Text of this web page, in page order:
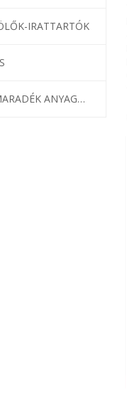
IRATTARTÓK
LEÉRTÉKELT-MARADÉK ANYAGOK